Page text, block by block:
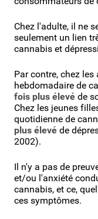
Chez l'adulte, il ne
seulement un lien
cannabis et
Par contre, chez
hebdomadaire de
fois plus élevé de
Chez les jeunes
quotidienne de
plus élevé de
2002).
Il n'y a pas de
et/ou l'anxiété
cannabis, et ce,
ces symptômes.